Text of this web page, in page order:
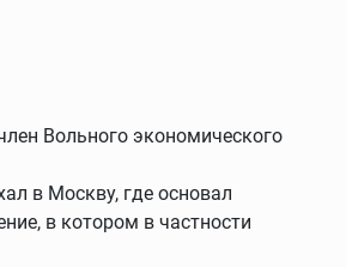
Вольного экономического
в Москву, где основал
в котором в частности